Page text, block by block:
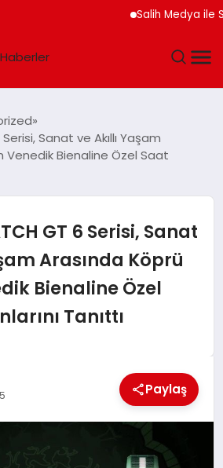
Salih Medya ile
Sanat ve Akıllı Yaşam
Venedik Bienaline Özel Saat
GT 6 Serisi, Sanat
Arasında Köprü
Bienaline Özel
Tanıttı
Paylaş